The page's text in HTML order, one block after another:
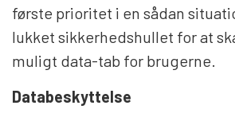
første prioritet i en sådan
lukket sikkerhedshullet for at
muligt data-tab for brugerne.
Databeskyttelse